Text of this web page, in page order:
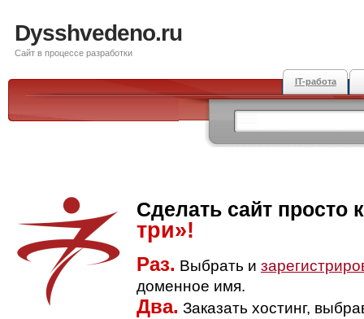
Dysshvedeno.ru
Сайт в процессе разработки
IT-работа
Сделать сайт просто
три»!
Раз. Выбрать и
доменное имя.
Два. Заказать хостинг,